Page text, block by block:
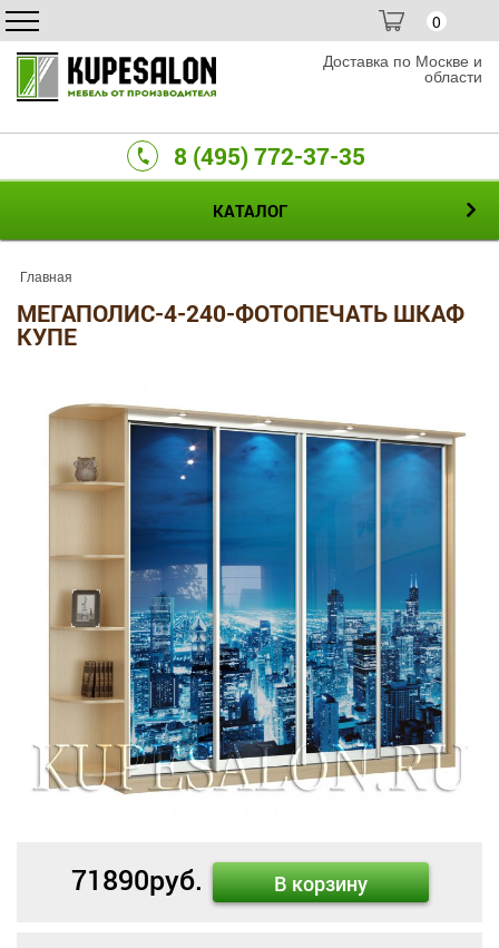
0
Доставка по Москве и
области
8 (495) 772-37-35
КАТАЛОГ
Главная
МЕГАПОЛИС-4-240-ФОТОПЕЧАТЬ ШКАФ
КУПЕ
71890руб. В корзину